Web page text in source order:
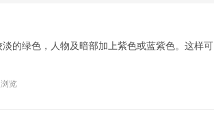
的绿色，人物及暗部加上紫色或蓝紫色。这样
览